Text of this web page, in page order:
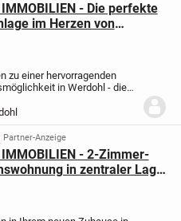
IMMOBILIEN - Die perfekte
im Herzen von
zu einer hervorragenden
in Werdohl - diese
strukturierten Mietshaus
könnte Ihre nächste
Partner-Anzeige
IMMOBILIEN - 2-Zimmer-
in zentraler Lage